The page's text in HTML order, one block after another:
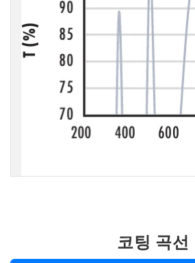
코팅 곡선